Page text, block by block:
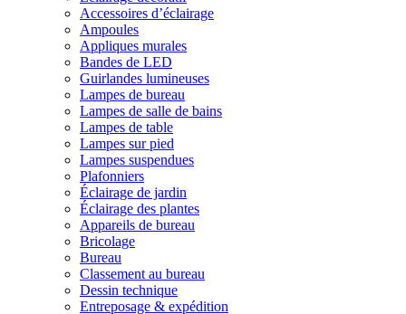
Accessoires d’éclairage
Ampoules
Appliques murales
Bandes de LED
Guirlandes lumineuses
Lampes de bureau
Lampes de salle de bains
Lampes de table
Lampes sur pied
Lampes suspendues
Plafonniers
Éclairage de jardin
Éclairage des plantes
Appareils de bureau
Bricolage
Bureau
Classement au bureau
Dessin technique
Entreposage & expédition